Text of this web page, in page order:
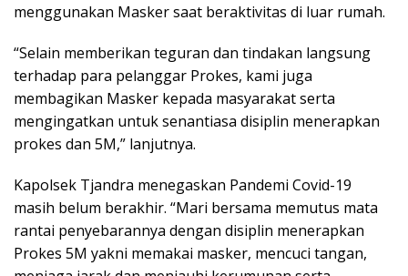
menggunakan Masker saat beraktivitas di luar rumah.
“Selain memberikan teguran dan tindakan langsung
terhadap para pelanggar Prokes, kami juga
membagikan Masker kepada masyarakat serta
mengingatkan untuk senantiasa disiplin menerapkan
prokes dan 5M,” lanjutnya.
Kapolsek Tjandra menegaskan Pandemi Covid-19
masih belum berakhir. “Mari bersama memutus mata
rantai penyebarannya dengan disiplin menerapkan
Prokes 5M yakni memakai masker, mencuci tangan,